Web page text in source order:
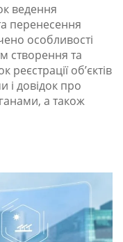
ведення
перенесення
особливості
створення та
об’єктів
і довідок про
а також